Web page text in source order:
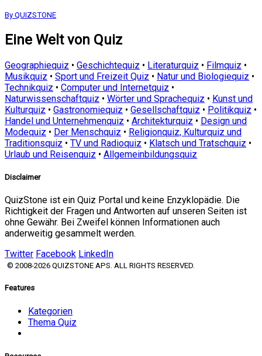
By QUIZSTONE
Eine Welt von Quiz
Geographiequiz • Geschichtequiz • Literaturquiz • Filmquiz •
Musikquiz • Sport und Freizeit Quiz • Natur und Biologiequiz •
Technikquiz • Computer und Internetquiz •
Naturwissenschaftquiz • Wörter und Sprachequiz • Kunst und
Kulturquiz • Gastronomiequiz • Gesellschaftquiz • Politikquiz •
Handel und Unternehmenquiz • Architekturquiz • Design und
Modequiz • Der Menschquiz • Religionquiz, Kulturquiz und
Traditionsquiz • TV und Radioquiz • Klatsch und Tratschquiz •
Urlaub und Reisenquiz • Allgemeinbildungsquiz
Disclaimer
QuizStone ist ein Quiz Portal und keine Enzyklopädie. Die
Richtigkeit der Fragen und Antworten auf unseren Seiten ist
ohne Gewähr. Bei Zweifel können Informationen auch
anderweitig gesammelt werden.
Twitter Facebook LinkedIn
© 2008-2026 QUIZSTONE APS. ALL RIGHTS RESERVED.
Features
Kategorien
Thema Quiz